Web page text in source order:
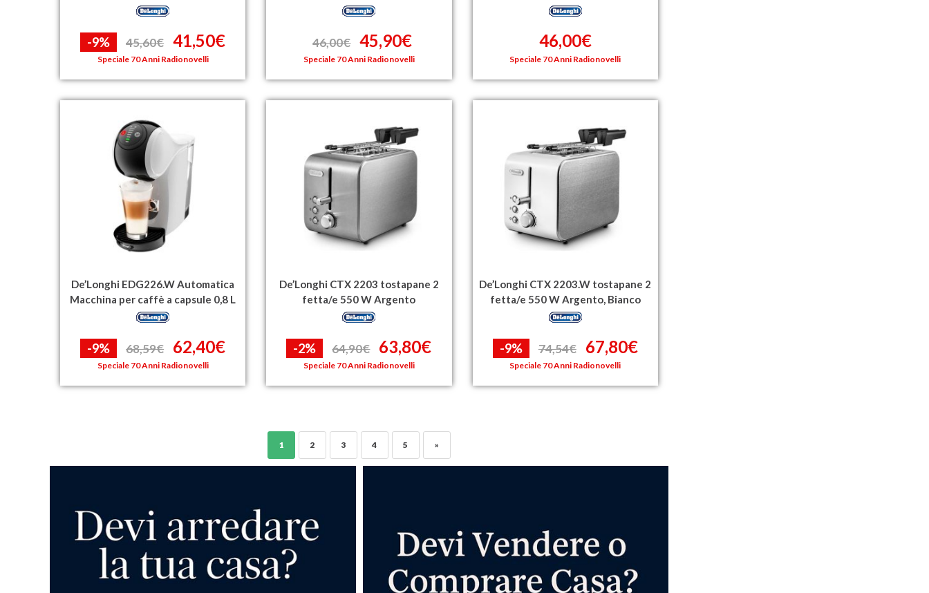
-9% 45,60€ 41,50€
Speciale 70 Anni Radionovelli
46,00€ 45,90€
Speciale 70 Anni Radionovelli
46,00€
Speciale 70 Anni Radionovelli
De’Longhi EDG226.W Automatica
Macchina per caffè a capsule 0,8 L
-9% 68,59€ 62,40€
Speciale 70 Anni Radionovelli
De’Longhi CTX 2203 tostapane 2
fetta/e 550 W Argento
-2% 64,90€ 63,80€
Speciale 70 Anni Radionovelli
De’Longhi CTX 2203.W tostapane 2
fetta/e 550 W Argento, Bianco
-9% 74,54€ 67,80€
Speciale 70 Anni Radionovelli
1 2 3 4 5 »